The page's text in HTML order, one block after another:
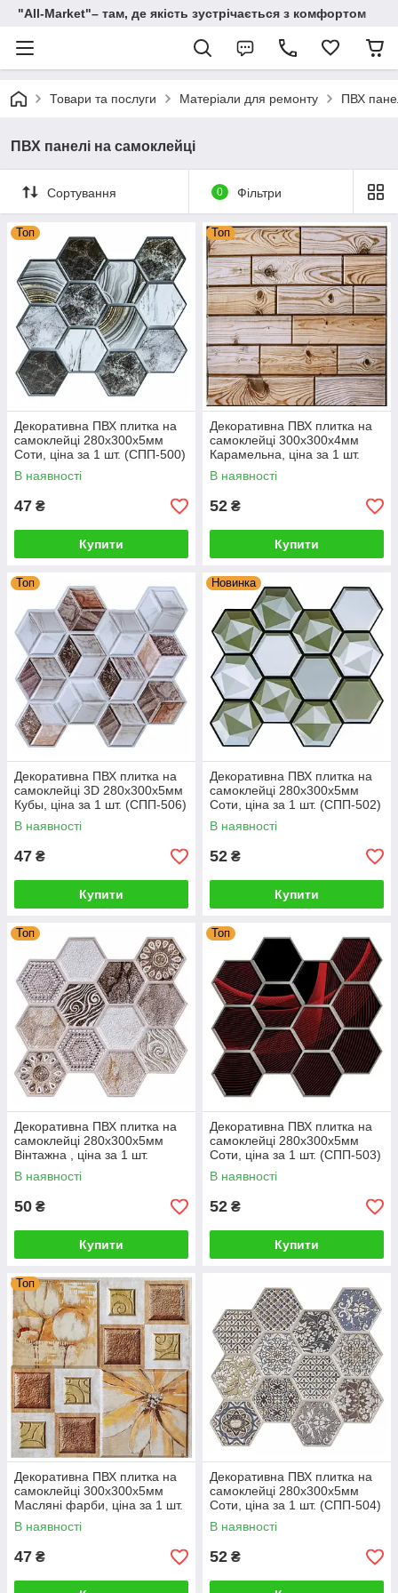
"All-Мarket"– там, де якість зустрічається з комфортом
Товари та послуги Матеріали для ремонту ПВХ
ПВХ панелі на самоклейці
Сортування 0 Фільтри
Топ
Декоративна ПВХ плитка на
самоклейці 280х300х5мм
Соти, ціна за 1 шт. (СПП-500)
SW-00000524
В наявності
47 ₴
Купити
Топ
Декоративна ПВХ плитка на
самоклейці 300х300х4мм
Карамельна, ціна за 1 шт.
(СПП-606) SW-00001133
В наявності
52 ₴
Купити
Топ
Декоративна ПВХ плитка на
самоклейці 3D 280х300х5мм
Кубы, ціна за 1 шт. (СПП-506)
SW-00001135
В наявності
47 ₴
Купити
Новинка
Декоративна ПВХ плитка на
самоклейці 280х300х5мм
Соти, ціна за 1 шт. (СПП-502)
SW-00000666
В наявності
52 ₴
Купити
Топ
Декоративна ПВХ плитка на
самоклейці 280х300х5мм
Вінтажна , ціна за 1 шт.
(СПП-507) SW-00001136
В наявності
50 ₴
Купити
Топ
Декоративна ПВХ плитка на
самоклейці 280х300х5мм
Соти, ціна за 1 шт. (СПП-503)
SW-00000667
В наявності
52 ₴
Купити
Топ
Декоративна ПВХ плитка на
самоклейці 300х300х5мм
Масляні фарби, ціна за 1 шт.
(СПП-608) SW-00001138
В наявності
47 ₴
Декоративна ПВХ плитка на
самоклейці 280х300х5мм
Соти, ціна за 1 шт. (СПП-504)
SW-00000673
В наявності
52 ₴